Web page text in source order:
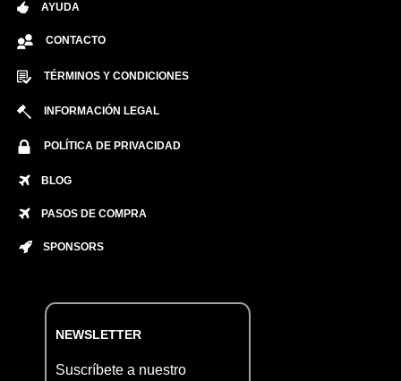
AYUDA
CONTACTO
TÉRMINOS Y CONDICIONES
INFORMACIÓN LEGAL
POLÍTICA DE PRIVACIDAD
BLOG
PASOS DE COMPRA
SPONSORS
NEWSLETTER
Suscríbete a nuestro